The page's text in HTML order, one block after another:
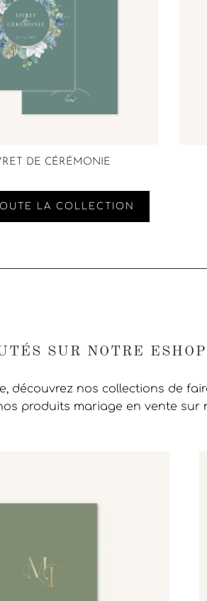
DE CÉRÉMONIE
LA COLLECTION
SUR NOTRE ESHOP
découvrez nos collections de
produits mariage en vente sur